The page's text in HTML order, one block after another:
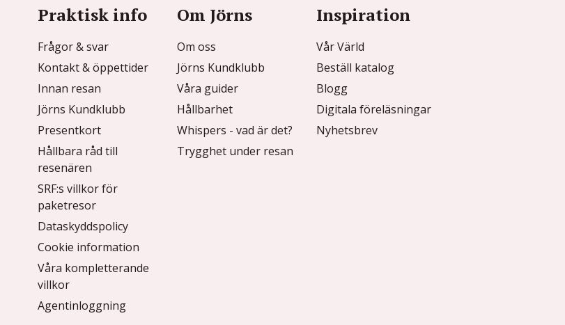
Praktisk info
Frågor & svar
Kontakt & öppettider
Innan resan
Jörns Kundklubb
Presentkort
Hållbara råd till
resenären
SRF:s villkor för
paketresor
Dataskyddspolicy
Cookie information
Våra kompletterande
villkor
Agentinloggning
Om Jörns
Om oss
Jörns Kundklubb
Våra guider
Hållbarhet
Whispers - vad är det?
Trygghet under resan
Inspiration
Vår Värld
Beställ katalog
Blogg
Digitala föreläsningar
Nyhetsbrev